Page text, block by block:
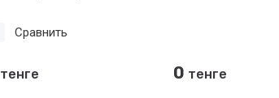
Сравнить
тенге 0 тенге